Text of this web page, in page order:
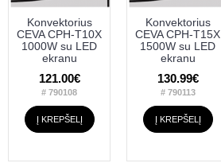
Konvektorius
CEVA CPH-T10X
1000W su LED
ekranu
121.00€
# 790108
Į KREPŠELĮ
Konvektorius
CEVA CPH-T15X
1500W su LED
ekranu
130.99€
# 790113
Į KREPŠELĮ